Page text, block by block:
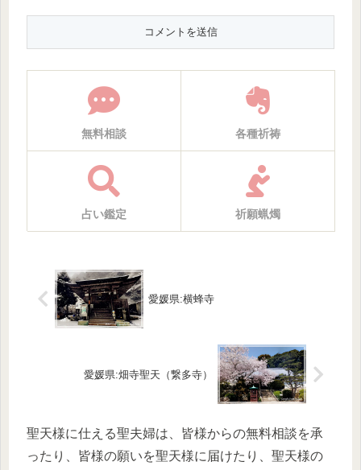
無料相談 各種祈祷
占い鑑定 祈願蝋燭
愛媛県:横蜂寺
愛媛県:畑寺聖天（繋多寺）
聖天様に仕える聖夫婦は、皆様からの無料相談を承
ったり、皆様の願いを聖天様に届けたり、聖天様の